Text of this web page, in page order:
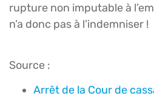
rupture non imputable à
n’a donc pas à l’indemniser !
Source :
Arrêt de la Cour de